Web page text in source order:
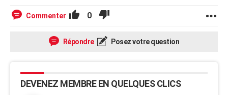
Commenter 0
Répondre Posez votre question
DEVENEZ MEMBRE EN QUELQUES CLICS